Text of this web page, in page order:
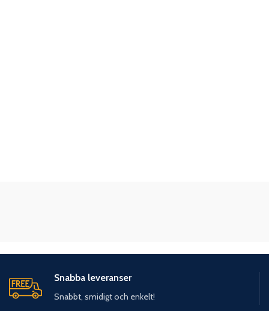
Snabba leveranser
Snabbt, smidigt och enkelt!